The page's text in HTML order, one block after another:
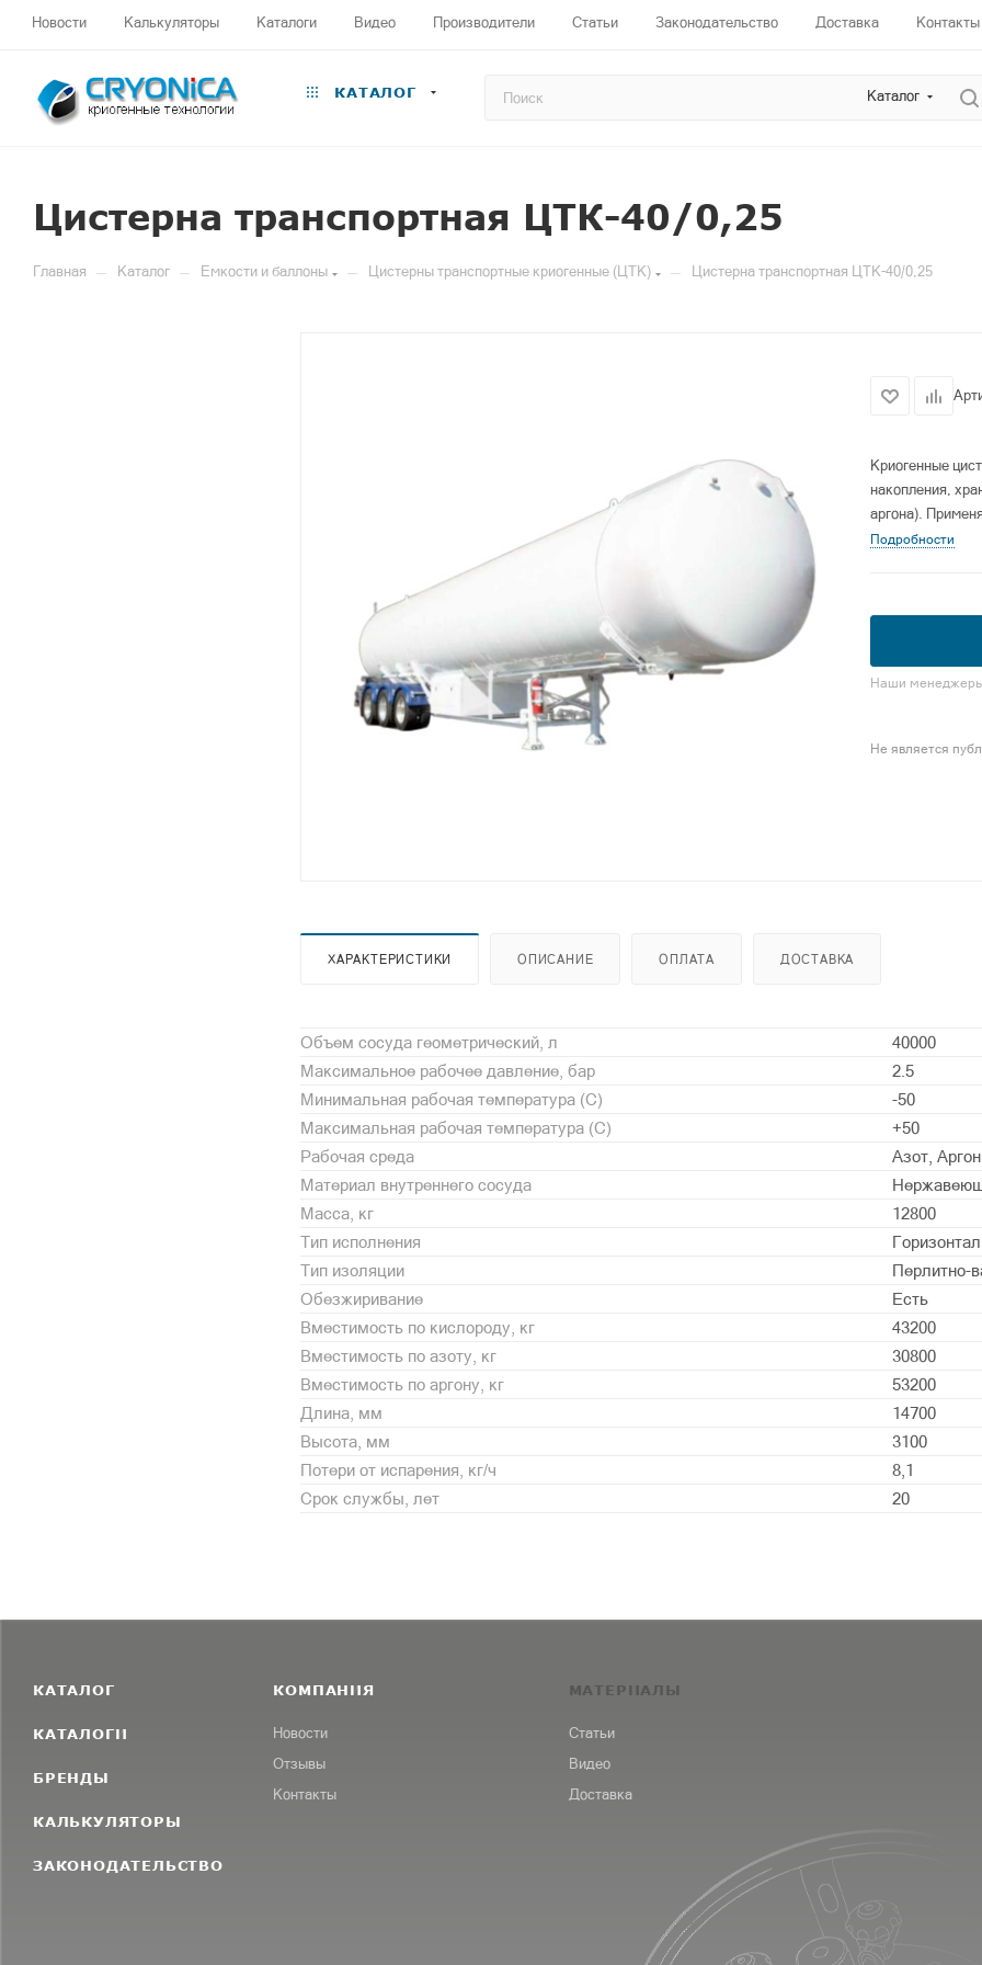
Новости Калькуляторы Каталоги Видео Производители Статьи Законодательство Доставка Контакты
КАТАЛОГ Каталог
Цистерна транспортная ЦТК-40/0,25
Главная — Каталог — Емкости и баллоны — Цистерны транспортные криогенные (ЦТК) — Цистерна транспортная ЦТК-40/0,25
Криогенные
накопления,
аргона).
авиации,
Подробности
Наши менеджеры
Не является
ХАРАКТЕРИСТИКИ ОПИСАНИЕ ОПЛАТА ДОСТАВКА
Объем сосуда геометрический, л
40000
Максимальное рабочее давление, бар
2.5
Минимальная рабочая температура (С)
-50
Максимальная рабочая температура (С)
+50
Рабочая среда
Азот,
Материал внутреннего сосуда
Масса, кг
12800
Тип исполнения
Тип изоляции
Перлитно-
Обезжиривание
Есть
Вместимость по кислороду, кг
43200
Вместимость по азоту, кг
30800
Вместимость по аргону, кг
53200
Длина, мм
14700
Высота, мм
3100
Потери от испарения, кг/ч
8,1
Срок службы, лет
20
КАТАЛОГ
КАТАЛОГИ
БРЕНДЫ
КАЛЬКУЛЯТОРЫ
ЗАКОНОДАТЕЛЬСТВО
КОМПАНИЯ
Новости
Отзывы
Контакты
МАТЕРИАЛЫ
Статьи
Видео
Доставка